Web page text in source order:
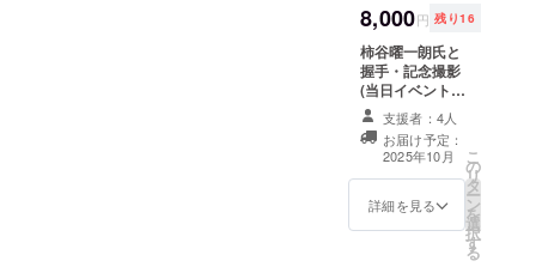
8,000円 残り16
柿谷曜一朗氏と
握手・記念撮影
(当日イベントに
参加される支援
者様 先着限定
20名) ・開催日
時：2025年10月
13日(祝) 10：
00～16：00 ・
支援者：4人
お届け予定：
2025年10月
詳細を見る
こ
の
リ
タ
ー
ン
を
選
択
す
る